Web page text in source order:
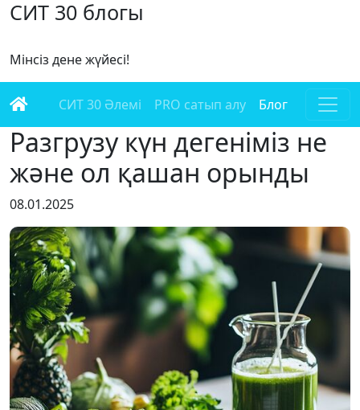
СИТ 30 блогы
Мінсіз дене жүйесі!
СИТ 30 Әлемі PRO сатып алу Блог
Разгрузу күн дегеніміз не
және ол қашан орынды
08.01.2025